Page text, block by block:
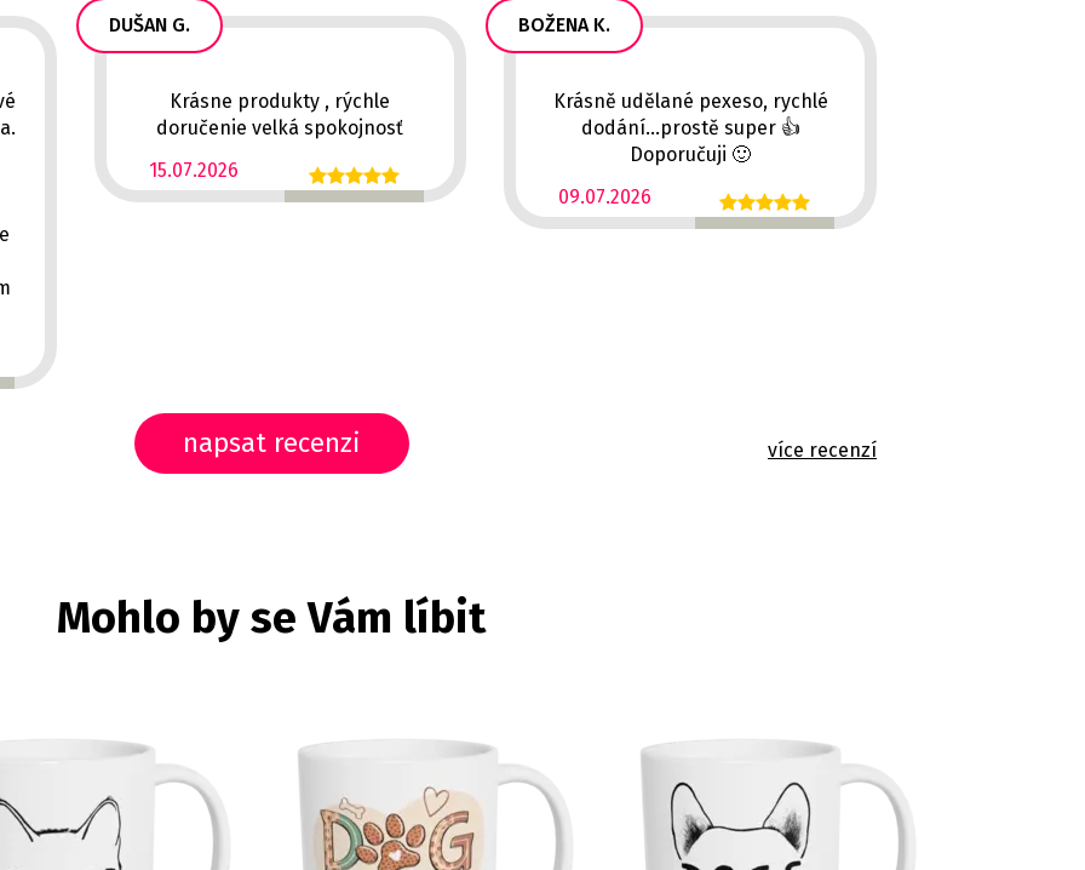
DUŠAN G.
15.07.2026
Krásne produkty , rýchle
doručenie velká spokojnosť
BOŽENA K.
09.07.2026
Krásně udělané pexeso, rychlé
dodání...prostě super 👍
Doporučuji 🙂
napsat recenzi více recenzí
Mohlo by se Vám líbit